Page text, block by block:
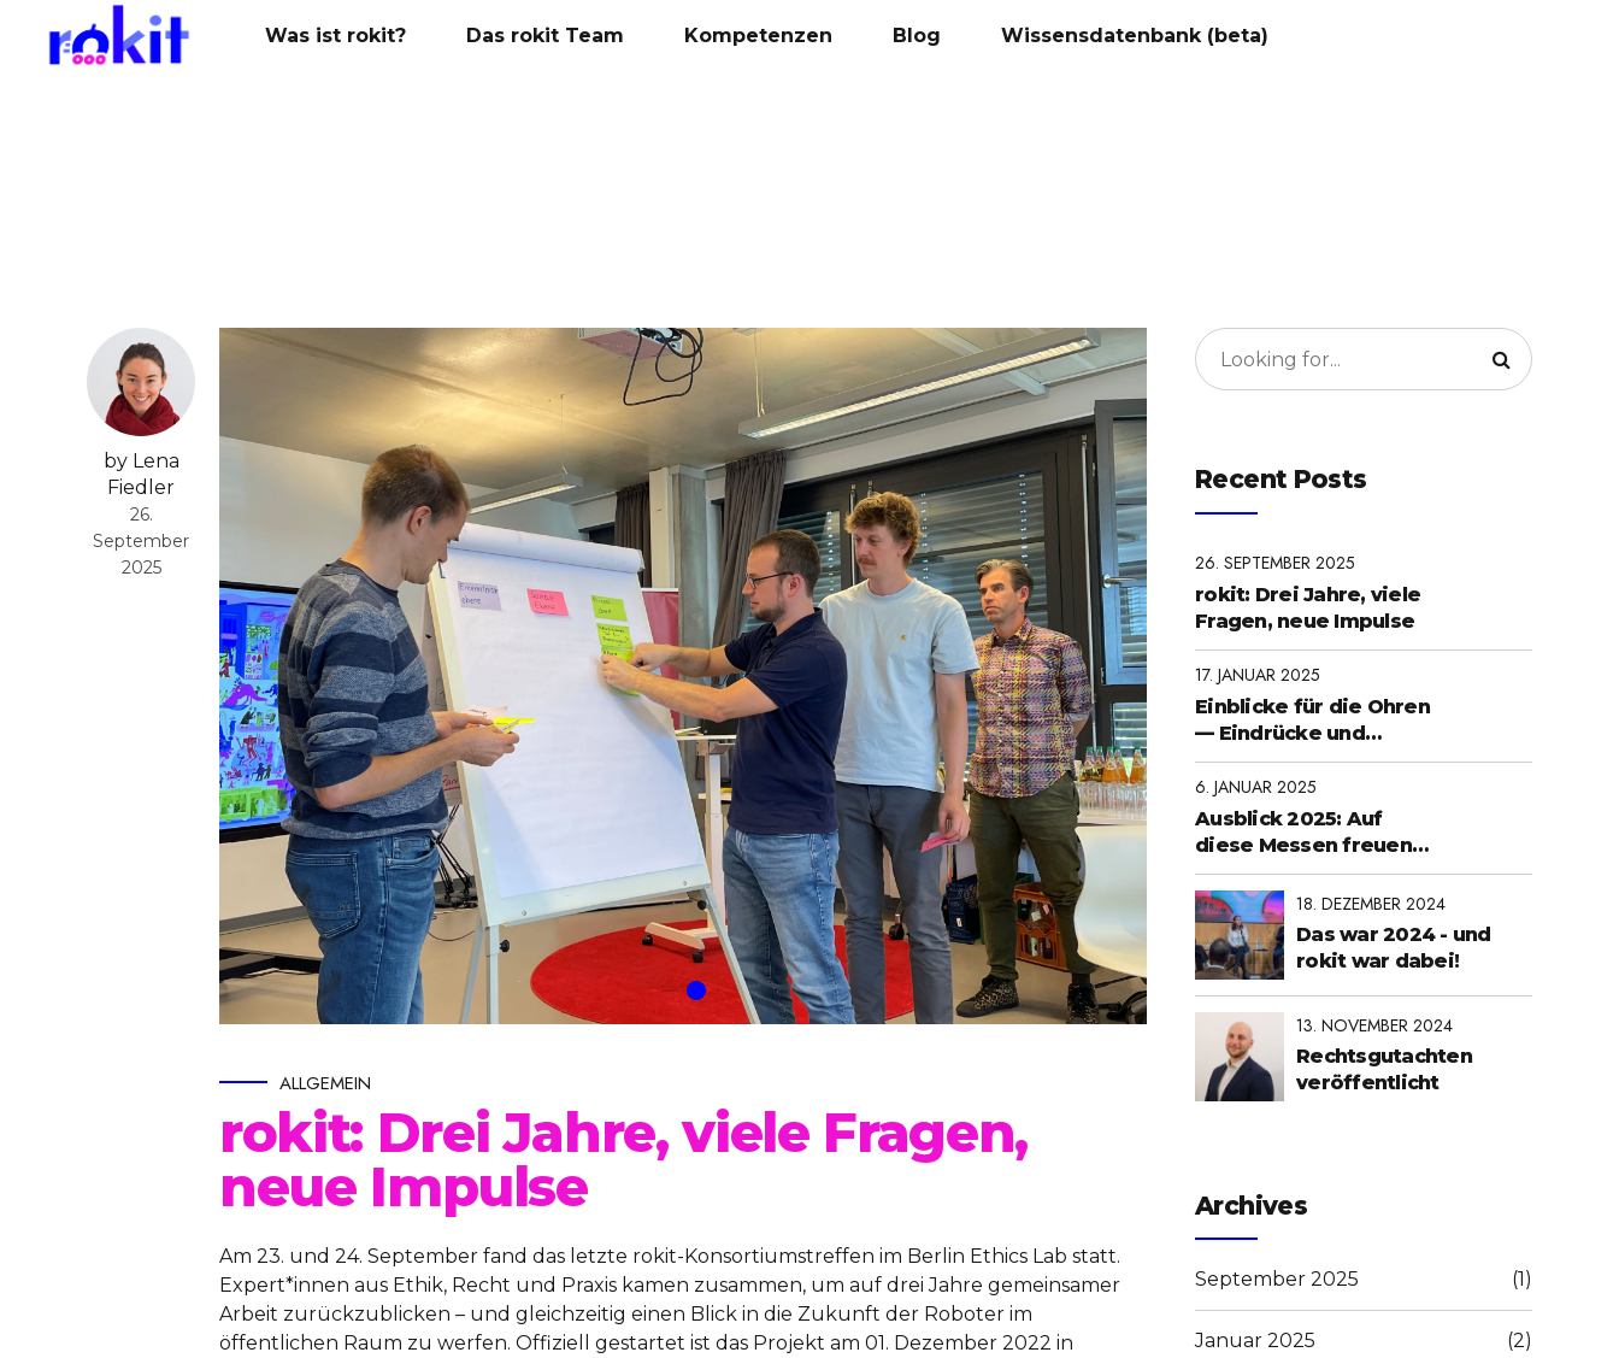
Was ist rokit? Das rokit Team Kompetenzen Blog Wissensdatenbank (beta)
by Lena
Fiedler
26.
September
2025
ALLGEMEIN
rokit: Drei Jahre, viele Fragen,
neue Impulse
Am 23. und 24. September fand das letzte rokit-Konsortiumstreffen im Berlin Ethics Lab statt.
Expert*innen aus Ethik, Recht und Praxis kamen zusammen, um auf drei Jahre gemeinsamer
Arbeit zurückzublicken – und gleichzeitig einen Blick in die Zukunft der Roboter im
öffentlichen Raum zu werfen. Offiziell gestartet ist das Projekt am 01. Dezember 2022 in
Recent Posts
26. SEPTEMBER 2025
rokit: Drei Jahre, viele
Fragen, neue Impulse
17. JANUAR 2025
Einblicke für die Ohren
— Eindrücke und
Meinungen über
Roboter in freier
Wildbahn:
6. JANUAR 2025
Ausblick 2025: Auf
diese Messen freuen
wir uns!
18. DEZEMBER 2024
Das war 2024 - und
rokit war dabei!
13. NOVEMBER 2024
Rechtsgutachten
veröffentlicht
Archives
September 2025 (1)
Januar 2025 (2)